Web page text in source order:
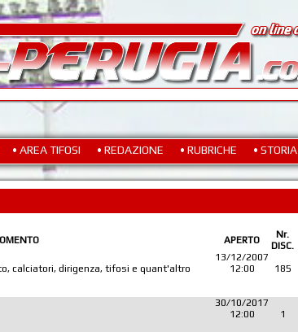
• AREA TIFOSI • REDAZIONE • RUBRICHE • STORIA
APERTO
Nr.
DISC.
calciatori, dirigenza, tifosi e quant'altro
13/12/2007
12:00
185
30/10/2017
12:00
1